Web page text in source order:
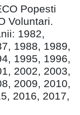
Popesti
Voluntari.
1982,
1988, 1989,
1995, 1996,
2002, 2003,
2009, 2010,
2016, 2017,